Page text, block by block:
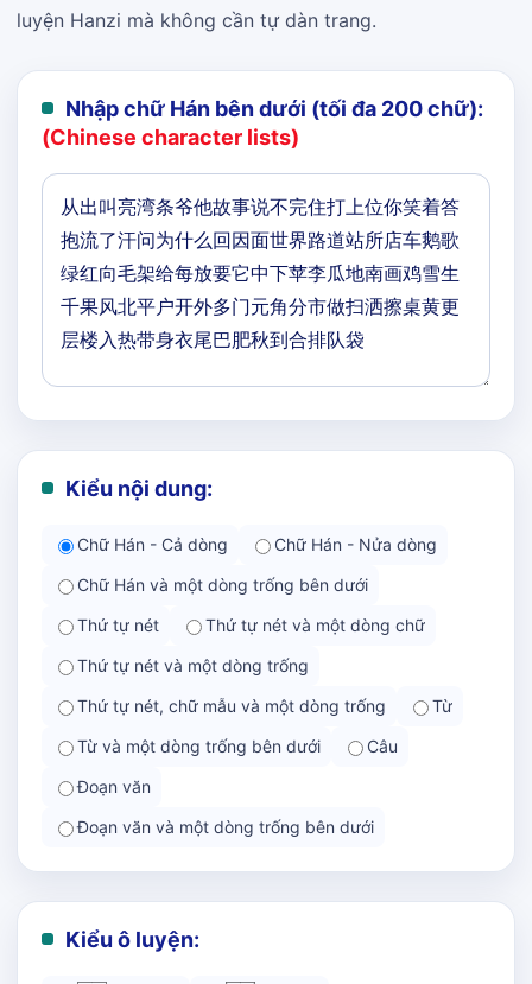
luyện Hanzi mà không cần tự dàn trang.
Nhập chữ Hán bên dưới (tối đa 200 chữ):
(Chinese character lists)
Kiểu nội dung:
Chữ Hán - Cả dòng
Chữ Hán - Nửa dòng
Chữ Hán và một dòng trống bên dưới
Thứ tự nét
Thứ tự nét và một dòng chữ
Thứ tự nét và một dòng trống
Thứ tự nét, chữ mẫu và một dòng trống
Từ
Từ và một dòng trống bên dưới
Câu
Đoạn văn
Đoạn văn và một dòng trống bên dưới
Kiểu ô luyện: